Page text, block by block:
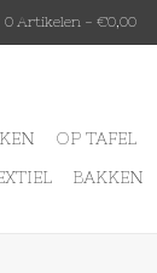
0 Artikelen - €0,00
OP TAFEL
BAKKEN